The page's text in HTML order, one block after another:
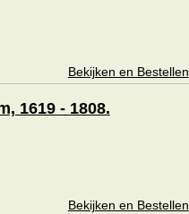
Bekijken en Bestellen
1619 - 1808.
Bekijken en Bestellen